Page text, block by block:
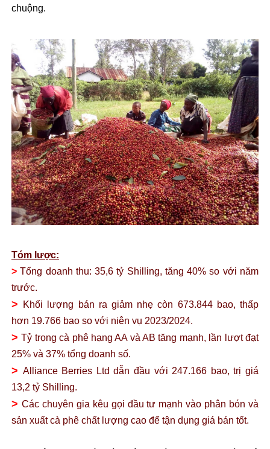
chuộng.
Tóm lược:
>Tổng doanh thu: 35,6 tỷ Shilling, tăng 40% so với năm
trước.
> Khối l ượng bán ra giảm nhẹ còn 673.844 bao, thấp
hơn 19.766 bao so với niên vụ 2023/2024.
>Tỷ trọng cà phê hạng AA và AB tăng mạnh, lần l ượtđạt
25% và 37% tổng doanh số.
> Alliance Berries Ltd dẫn đầu với 247.166 bao, trị giá
13,2 tỷ Shilling.
> Các chuyên gia kêu gọi đầu tư mạnh vào phân bón và
sản xuất cà phê chất l ượng cao để tận dụng giá bán tốt.